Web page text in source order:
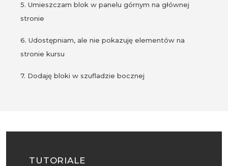
5. Umieszczam blok w panelu górnym na głównej
stronie
6. Udostępniam, ale nie pokazuję elementów na
stronie kursu
7. Dodaję bloki w szufladzie bocznej
TUTORIALE